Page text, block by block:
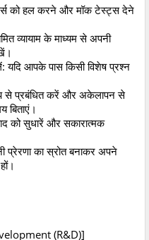
को हल करने और मॉक टेस्ट्स देने
व्यायाम के माध्यम से अपनी
यदि आपके पास किसी विशेष प्रश्न
से प्रबंधित करें और अकेलापन से
बिताएं।
को सुधारें और सकारात्मक
प्रेरणा का स्रोत बनाकर अपने
(R&D)]